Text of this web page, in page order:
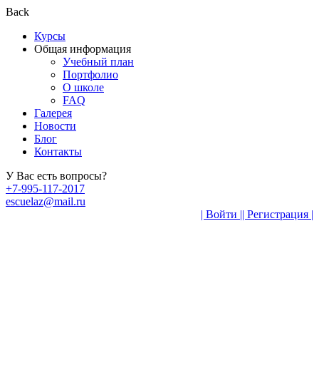
Back
Курсы
Общая информация
Учебный план
Портфолио
О школе
FAQ
Галерея
Новости
Блог
Контакты
У Вас есть вопросы?
+7-995-117-2017
escuelaz@mail.ru
| Регистрация |
| Войти |